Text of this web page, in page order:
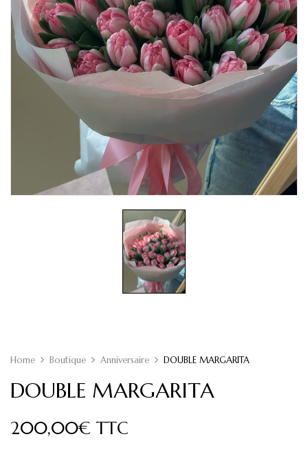
Home Boutique Anniversaire DOUBLE MARGARITA
DOUBLE MARGARITA
200,00€ TTC